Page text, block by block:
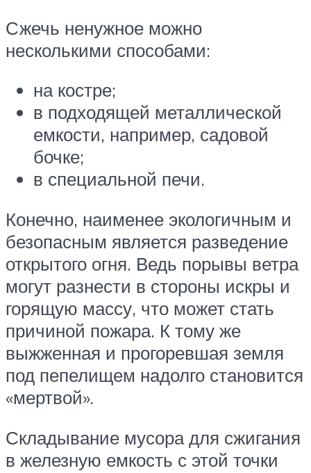
Сжечь ненужное можно
несколькими способами:
на костре;
в подходящей металлической
емкости, например, садовой
бочке;
в специальной печи.
Конечно, наименее экологичным и
безопасным является разведение
открытого огня. Ведь порывы ветра
могут разнести в стороны искры и
горящую массу, что может стать
причиной пожара. К тому же
выжженная и прогоревшая земля
под пепелищем надолго становится
«мертвой».
Складывание мусора для сжигания
в железную емкость с этой точки